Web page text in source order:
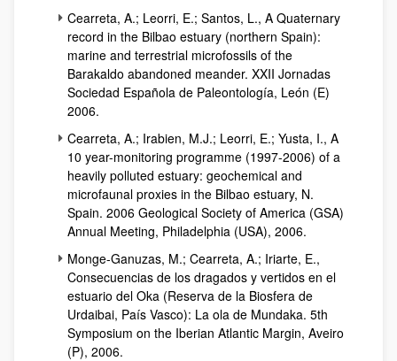
Cearreta, A.; Leorri, E.; Santos, L., A Quaternary
record in the Bilbao estuary (northern Spain):
marine and terrestrial microfossils of the
Barakaldo abandoned meander. XXII Jornadas
Sociedad Española de Paleontología, León (E)
2006.
Cearreta, A.; Irabien, M.J.; Leorri, E.; Yusta, I., A
10 year-monitoring programme (1997-2006) of a
heavily polluted estuary: geochemical and
microfaunal proxies in the Bilbao estuary, N.
Spain. 2006 Geological Society of America (GSA)
Annual Meeting, Philadelphia (USA), 2006.
Monge-Ganuzas, M.; Cearreta, A.; Iriarte, E.,
Consecuencias de los dragados y vertidos en el
estuario del Oka (Reserva de la Biosfera de
Urdaibai, País Vasco): La ola de Mundaka. 5th
Symposium on the Iberian Atlantic Margin, Aveiro
(P), 2006.